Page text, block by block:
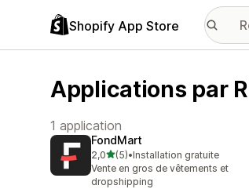
Shopify App Store
Applications par
1 application
FondMart
2,0étoile(s) sur 5
(5)
5 avis au total
•Installation gratuite
Vente en gros de vêtements et
dropshipping